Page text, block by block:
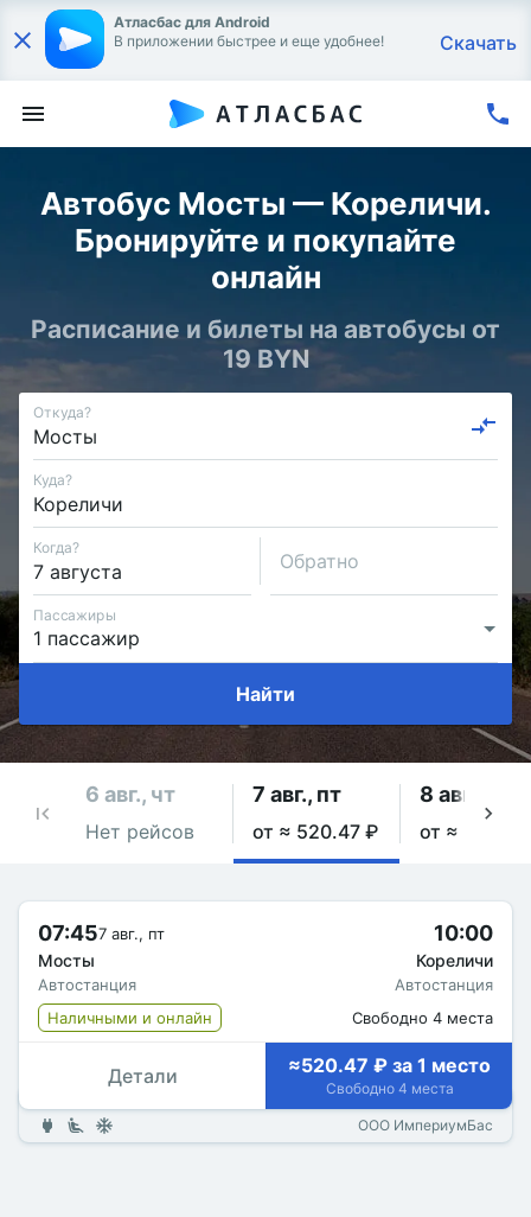
Атласбас для Android
В приложении быстрее и еще удобнее!
Скачать
Автобус Мосты — Кореличи.
Бронируйте и покупайте
онлайн
Расписание и билеты на автобусы от
19 BYN
Откуда?
Куда?
Когда?
Обратно
Пассажиры
Найти
6 авг., чт
Нет рейсов
7 авг., пт
от ≈ 520.47 ₽
8 авг., сб
от ≈
07:457 авг., пт
Мосты
Автостанция
10:00
Кореличи
Автостанция
Наличными и онлайн
Свободно 4 места
Детали ≈520.47 ₽ за 1 место
Свободно 4 места
ООО ИмпериумБас